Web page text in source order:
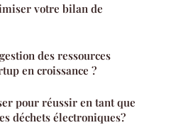
votre bilan de
des ressources
en croissance ?
pour réussir en tant que
déchets électroniques?